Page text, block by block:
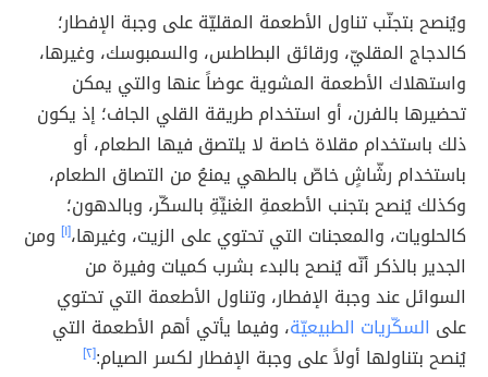
ويُنصح بتجنّب تناول الأطعمة المقليّة على وجبة الإفطار؛
كالدجاج المقليّ، ورقائق البطاطس، والسمبوسك، وغيرها،
واستهلاك الأطعمة المشوية عوضاً عنها والتي يمكن
تحضيرها بالفرن، أو استخدام طريقة القلي الجاف؛ إذ يكون
ذلك باستخدام مقلاة خاصة لا يلتصق فيها الطعام، أو
باستخدام رشّاشٍ خاصّ بالطهي يمنعُ من التصاق الطعام،
وكذلك يُنصح بتجنب الأطعمةِ الغنيِّةِ بالسكّر، وبالدهون؛
كالحلويات، والمعجنات التي تحتوي على الزيت، وغيرها،[١] ومن
الجدير بالذكر أنّه يُنصح بالبدء بشرب كميات وفيرة من
السوائل عند وجبة الإفطار، وتناول الأطعمة التي تحتوي
على السكّريات الطبيعيّة، وفيما يأتي أهم الأطعمة التي
يُنصح بتناولها أولاً على وجبة الإفطار لكسر الصيام:[٢]